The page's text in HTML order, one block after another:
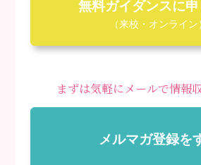
無料ガイダンスに
（来校・オンライン
まずは気軽にメールで情報
メルマガ登録を